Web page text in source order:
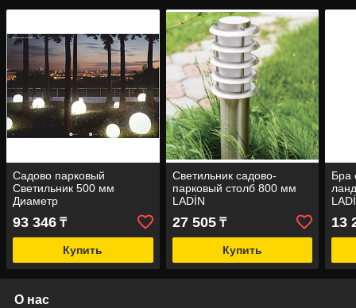
Садово парковый
Светильник 500 мм
Диаметр
93 346 ₸
Купить
Светильник садово-
парковый столб 800 мм
LADİN
27 505₸
Купить
Бра
13
О нас